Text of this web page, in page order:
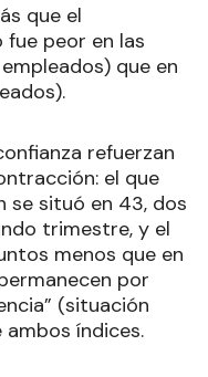
que el
fue peor en las
que en
refuerzan
el que
se situó en 43, dos
trimestre, y el
menos que en
por
(situación
ambos índices.